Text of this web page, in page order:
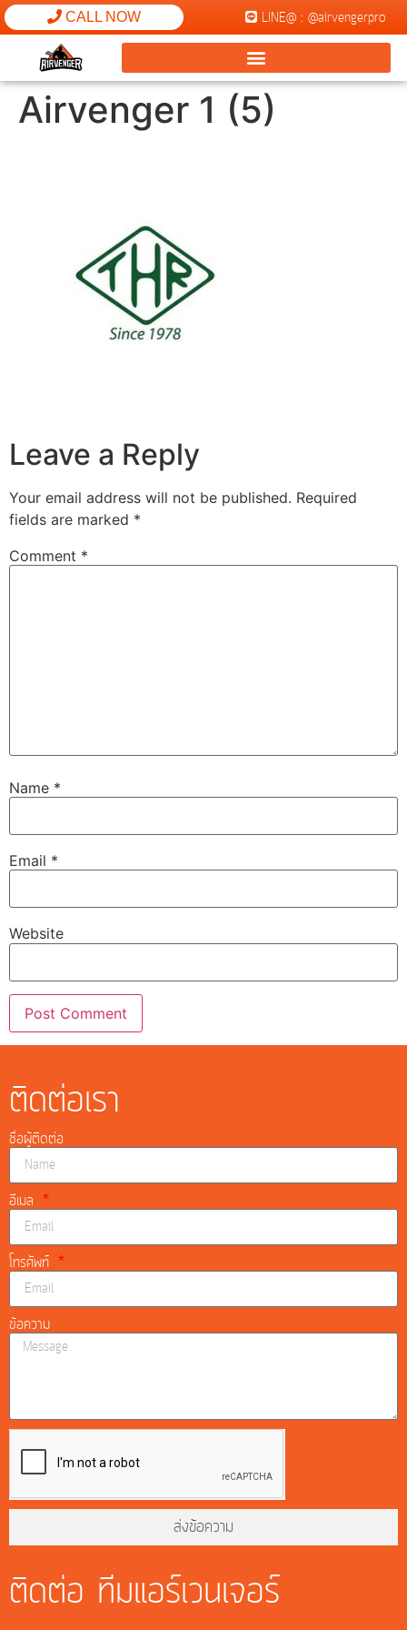
CALL NOW LINE@ : @airvengerpro
Airvenger 1 (5)
Leave a Reply
Your email address will not be published. Required
fields are marked *
Comment *
Name *
Email *
Website
ติดต่อเรา
ชื่อผู้ติดต่อ
อีเมล
โทรศัพท์
ข้อความ
ส่งข้อความ
ติดต่อ ทีมแอร์เวนเจอร์